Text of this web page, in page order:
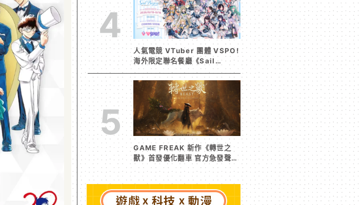
4
人氣電競 VTuber 團體 VSPO!
海外限定聯名餐廳《Sail
Beyond！～駛向更遠的彼方
～》今夏登場！
5
GAME FREAK 新作《轉世之
獸》首發優化翻車 官方急發聲明
承諾提供大量更新彌補